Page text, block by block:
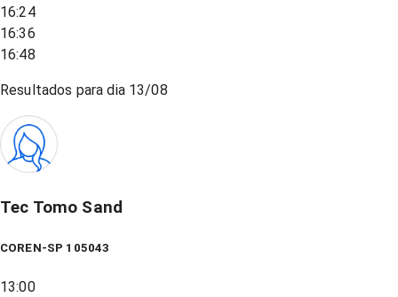
16:24
16:36
16:48
Resultados para dia 13/08
Tec Tomo Sand
COREN-SP 105043
13:00